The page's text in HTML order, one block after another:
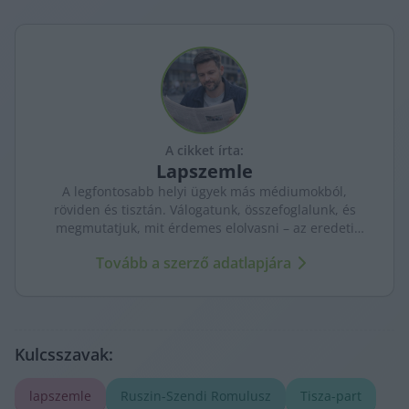
A cikket írta:
Lapszemle
A legfontosabb helyi ügyek más médiumokból,
röviden és tisztán. Válogatunk, összefoglalunk, és
megmutatjuk, mit érdemes elolvasni – az eredeti
Tovább a szerző adatlapjára
Kulcsszavak:
lapszemle Ruszin-Szendi Romulusz Tisza-part